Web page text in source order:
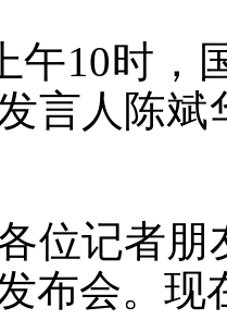
10时，
言人陈
位记者朋
布会。现